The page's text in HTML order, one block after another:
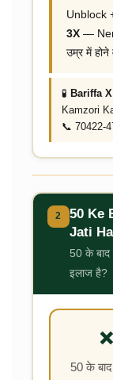
Unblock
3X—
उम्र में होने
🧪 Bariffa
Kamzori
📞 70422-
2
50 Ke
Jati
50 के
इलाज है?
50 के